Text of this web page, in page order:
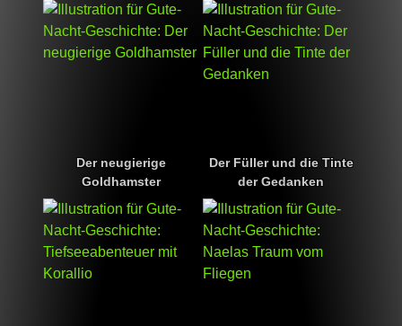
Der neugierige
Goldhamster
Der Füller und die Tinte
der Gedanken